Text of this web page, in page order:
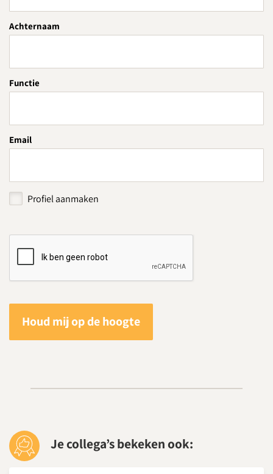
Achternaam
Functie
Email
Profiel aanmaken
Houd mij op de hoogte
Je collega’s bekeken ook: